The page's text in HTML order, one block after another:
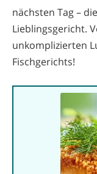
nächsten Tag –
Lieblingsgericht.
unkomplizierten
Fischgerichts!